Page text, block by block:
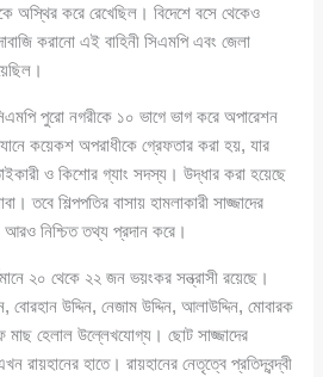
অস্থির করে রেখেছিল। বিদেশে বসে থেকেও
করানো এই বাহিনী সিএমপি এবং জেলা
পুরো নগরীকে ১০ ভাগে ভাগ করে অপারেশন
কয়েকশ অপরাধীকে গ্রেফতার করা হয়, যার
ও কিশোর গ্যাং সদস্য। উদ্ধার করা হয়েছে
তবে শিল্পপতির বাসায় হামলাকারী সাজ্জাদের
আরও নিশ্চিত তথ্য প্রদান করে।
২০ থেকে ২২ জন ভয়ংকর সন্ত্রাসী রয়েছে।
বোরহান উদ্দিন, নেজাম উদ্দিন, আলাউদ্দিন, মোবারক
হেলাল উল্লেখযোগ্য। ছোট সাজ্জাদের
রায়হানের হাতে। রায়হানের নেতৃত্বে প্রতিদ্বন্দ্বী